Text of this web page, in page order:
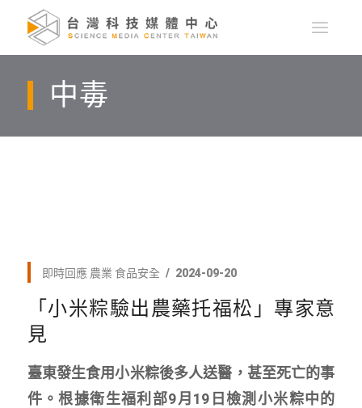
中毒
即時回應 農業 食品安全 2024-09-20
「小米粽驗出農藥托福松」專家意
見
臺東發生食用小米粽後多人送醫，甚至死亡的事
件。根據衛生福利部9月19日檢測小米粽中的